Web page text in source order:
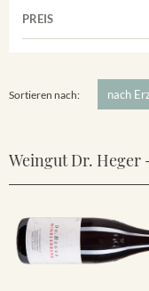
Riesling
Vorderer
Winklerberg
PREIS
Sortieren nach:
Weingut Dr. Heger